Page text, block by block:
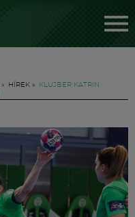
» HÍREK »
KLUJBER KATRIN